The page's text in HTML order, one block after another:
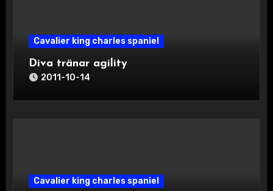
Cavalier king charles spaniel
Diva tränar agility
2011-10-14
Cavalier king charles spaniel